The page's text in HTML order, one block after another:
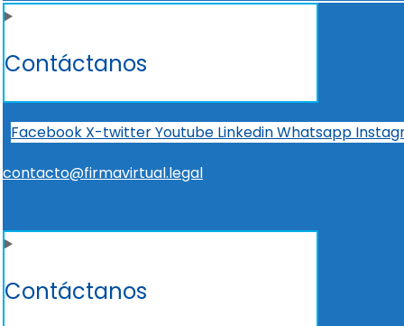
Contáctanos
Facebook X-twitterYoutube LinkedinWhatsapp
contacto@firmavirtual.legal
Contáctanos